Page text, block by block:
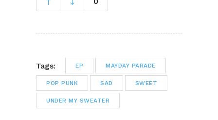
Tags: EP MAYDAY PARADE
POP PUNK SAD SWEET
UNDER MY SWEATER